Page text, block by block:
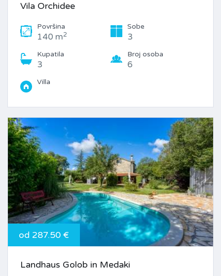
Vila Orchidee
Površina
140 m2
Sobe
3
Kupatila
3
Broj osoba
6
Villa
od 287.50 €
Landhaus Golob in Medaki